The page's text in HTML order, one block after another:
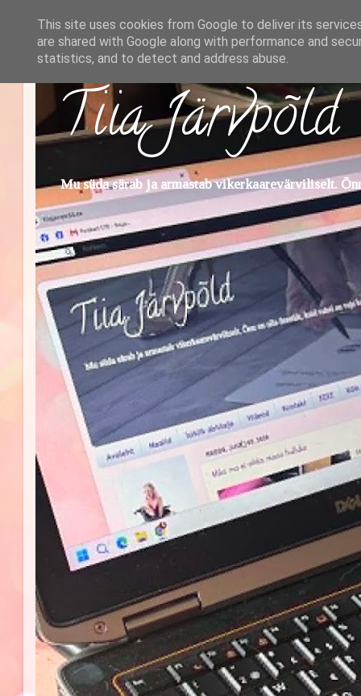
Tiia Järvpõld
Mu süda särab ja armastab vikerkaarevärviliselt.
This site uses cookies from Google to deliver its
are shared with Google along with performance and
statistics, and to detect and address abuse.